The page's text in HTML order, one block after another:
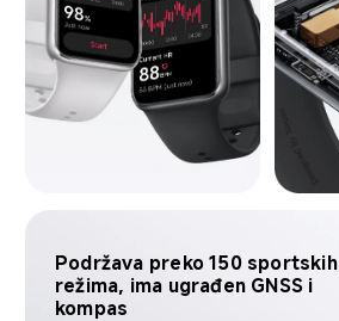
Podržava preko 150 sportskih
režima, ima ugrađen GNSS i
kompas